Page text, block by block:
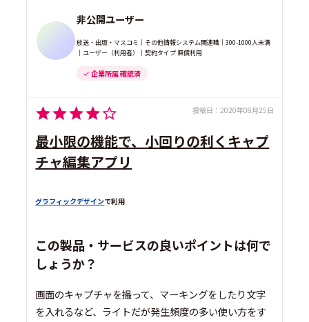
非公開ユーザー
放送・出版・マスコミ｜その他情報システム関連職｜300-1000人未満
｜ユーザー（利用者）｜契約タイプ 無償利用
企業所属 確認済
投稿日： 2020年08月25日
最小限の機能で、小回りの利くキャプ
チャ編集アプリ
グラフィックデザインで利用
この製品・サービスの良いポイントは何で
しょうか？
画面のキャプチャを撮って、マーキングをしたり文字
を入れるなど、ライトだが発生頻度の多い使い方をす